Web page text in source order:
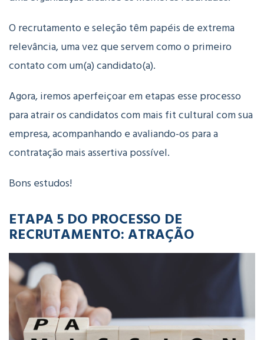
O recrutamento e seleção têm papéis de extrema
relevância, uma vez que servem como o primeiro
contato com um(a) candidato(a).
Agora, iremos aperfeiçoar em etapas esse processo
para atrair os candidatos com mais fit cultural com sua
empresa, acompanhando e avaliando-os para a
contratação mais assertiva possível.
Bons estudos!
ETAPA 5 DO PROCESSO DE
RECRUTAMENTO: ATRAÇÃO